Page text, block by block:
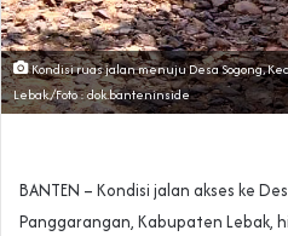
Kondisi ruas jalan menuju Desa Sogong,
Lebak./Foto : dok.banteninside
BANTEN – Kondisi jalan akses ke
Panggarangan, Kabupaten Lebak,